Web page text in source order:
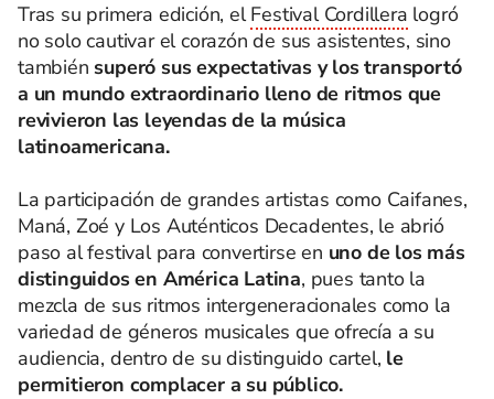
Tras su primera edición, elFestival Cordillera logró
no solo cautivar el corazón de sus asistentes, sino
también superó sus expectativas y los transportó
a un mundo extraordinario lleno de ritmos que
revivieron las leyendas de la música
latinoamericana.
La participación de grandes artistas como Caifanes,
Maná, Zoé y Los Auténticos Decadentes, le abrió
paso al festival para convertirse en uno de los más
distinguidos en América Latina, pues tanto la
mezcla de sus ritmos intergeneracionales como la
variedad de géneros musicales que ofrecía a su
audiencia, dentro de su distinguido cartel, le
permitieron complacer a su público.